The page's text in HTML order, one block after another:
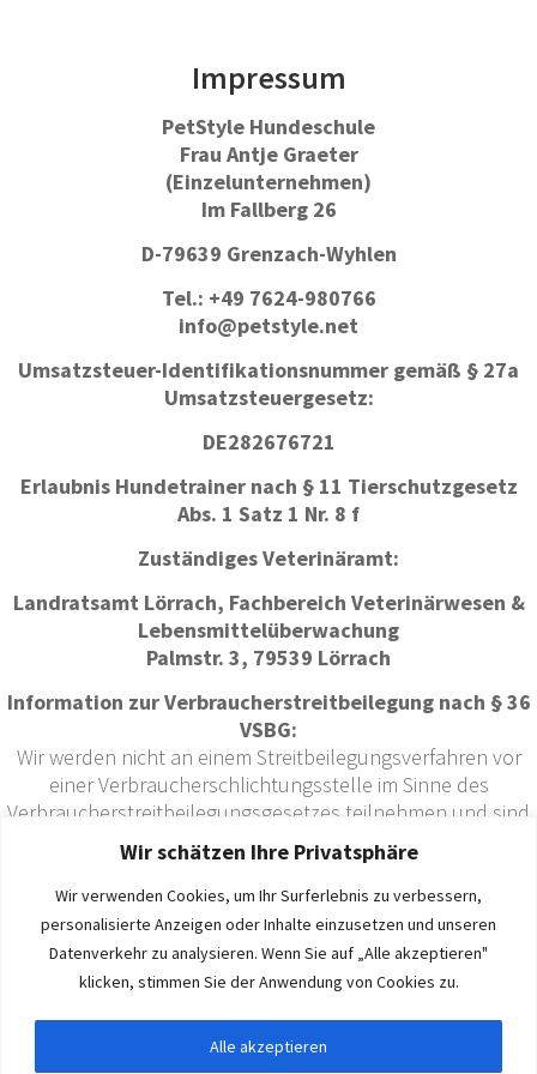
Wir schätzen Ihre Privatsphäre
Wir verwenden Cookies, um Ihr Surferlebnis zu verbessern,
personalisierte Anzeigen oder Inhalte einzusetzen und unseren
Datenverkehr zu analysieren. Wenn Sie auf „Alle akzeptieren"
klicken, stimmen Sie der Anwendung von Cookies zu.
Alle akzeptieren
springen
Impressum
PetStyle Hundeschule
Frau Antje Graeter
(Einzelunternehmen)
Im Fallberg 26
D-79639 Grenzach-Wyhlen
Tel.: +49 7624-980766
info@petstyle.net
Umsatzsteuer-Identifikationsnummer gemäß § 27a
Umsatzsteuergesetz:
DE282676721
Erlaubnis Hundetrainer nach § 11 Tierschutzgesetz
Abs. 1 Satz 1 Nr. 8 f
Zuständiges Veterinäramt:
Landratsamt Lörrach, Fachbereich Veterinärwesen &
Lebensmittelüberwachung
Palmstr. 3, 79539 Lörrach
Information zur Verbraucherstreitbeilegung nach § 36
VSBG:
Wir werden nicht an einem Streitbeilegungsverfahren vor
einer Verbraucherschlichtungsstelle im Sinne des
Verbraucherstreitbeilegungsgesetzes teilnehmen und sind
hierzu auch nicht verpflichtet.
Bildernachweis:
Pixabay
FinnSunshine
Bild vonVanessa SGaufPixabay
Bild von wirestock auf Freepik
Bild vonwal_172619aufPixabay
Bild vonLaBruixaauf